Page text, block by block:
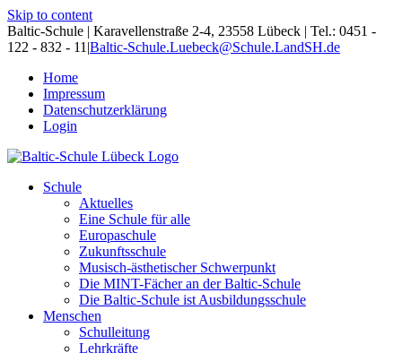
Skip to content
Baltic-Schule | Karavellenstraße 2-4, 23558 Lübeck | Tel.: 0451 -
122 - 832 - 11 |Baltic-Schule.Luebeck@Schule.LandSH.de
Home
Impressum
Datenschutzerklärung
Login
Schule
Aktuelles
Eine Schule für alle
Europaschule
Zukunftsschule
Musisch-ästhetischer Schwerpunkt
Die MINT-Fächer an der Baltic-Schule
Die Baltic-Schule ist Ausbildungsschule
Menschen
Schulleitung
Lehrkräfte